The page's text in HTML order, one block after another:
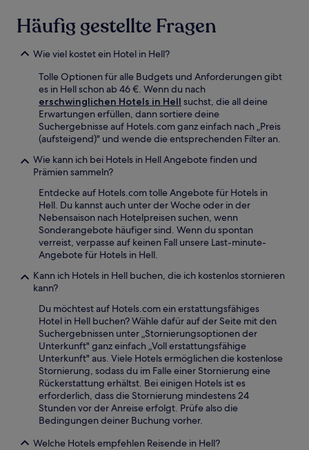
Häufig gestellte Fragen
Wie viel kostet ein Hotel in Hell?
Tolle Optionen für alle Budgets und Anforderungen gibt
es in Hell schon ab 46 €. Wenn du nach
erschwinglichen Hotels in Hell suchst, die all deine
Erwartungen erfüllen, dann sortiere deine
Suchergebnisse auf Hotels.com ganz einfach nach „Preis
(aufsteigend)" und wende die entsprechenden Filter an.
Wie kann ich bei Hotels in Hell Angebote finden und
Prämien sammeln?
Entdecke auf Hotels.com tolle Angebote für Hotels in
Hell. Du kannst auch unter der Woche oder in der
Nebensaison nach Hotelpreisen suchen, wenn
Sonderangebote häufiger sind. Wenn du spontan
verreist, verpasse auf keinen Fall unsere Last-minute-
Angebote für Hotels in Hell.
Kann ich Hotels in Hell buchen, die ich kostenlos stornieren
kann?
Du möchtest auf Hotels.com ein erstattungsfähiges
Hotel in Hell buchen? Wähle dafür auf der Seite mit den
Suchergebnissen unter „Stornierungsoptionen der
Unterkunft" ganz einfach „Voll erstattungsfähige
Unterkunft" aus. Viele Hotels ermöglichen die kostenlose
Stornierung, sodass du im Falle einer Stornierung eine
Rückerstattung erhältst. Bei einigen Hotels ist es
erforderlich, dass die Stornierung mindestens 24
Stunden vor der Anreise erfolgt. Prüfe also die
Bedingungen deiner Buchung vorher.
Welche Hotels empfehlen Reisende in Hell?